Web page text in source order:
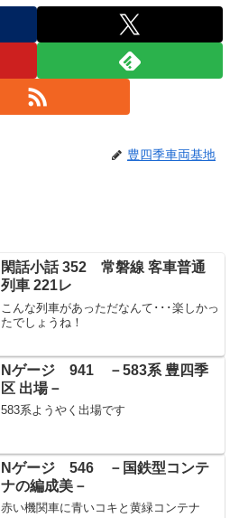
豊四季車両基地
閑話小話 352 常磐線 客車普通
列車 221レ
こんな列車があっただなんて･･･楽しかっ
たでしょうね！
Nゲージ 941 －583系 豊四季
区 出場－
583系ようやく出場です
Nゲージ 546 －国鉄型コンテ
ナの編成美－
赤い機関車に青いコキと黄緑コンテナ